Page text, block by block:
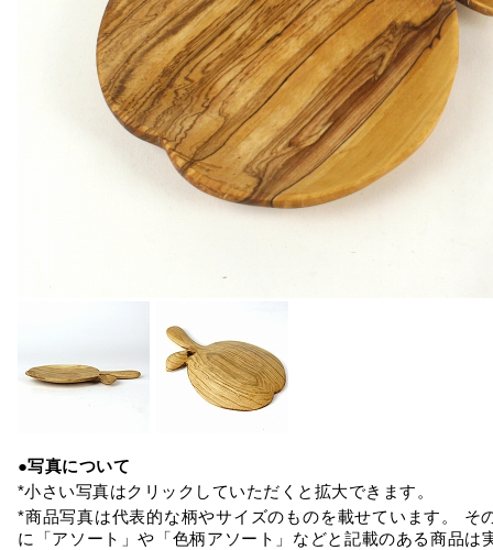
●写真について
*小さい写真はクリックしていただくと拡大できます。
*商品写真は代表的な柄やサイズのものを載せています。 そ
に「アソート」や「色柄アソート」などと記載のある商品は